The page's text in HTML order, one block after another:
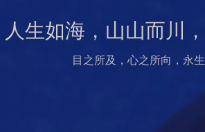
人生如海，山山而川，
目之所及，心之所向，永生